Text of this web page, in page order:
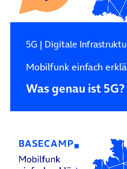
5G| Digitale
Mobilfunk einfach
Was genau ist 5G?